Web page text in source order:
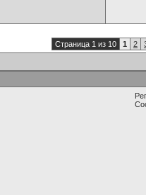
Страница 1 из 10 1 2